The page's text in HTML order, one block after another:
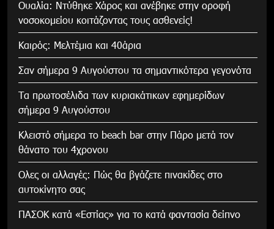
Ουαλία: Ντύθηκε Χάρος και ανέβηκε στην οροφή
νοσοκομείου κοιτάζοντας τους ασθενείς!
Καιρός: Μελτέμια και 40άρια
Σαν σήμερα 9 Αυγούστου τα σημαντικότερα γεγονότα
Τα πρωτοσέλιδα των κυριακάτικων εφημερίδων
σήμερα 9 Αυγούστου
Κλειστό σήμερα το beach bar στην Πάρο μετά τον
θάνατο του 4χρονου
Ολες οι αλλαγές: Πώς θα βγάζετε πινακίδες στο
αυτοκίνητο σας
ΠΑΣΟΚ κατά «Εστίας» για το κατά φαντασία δείπνο